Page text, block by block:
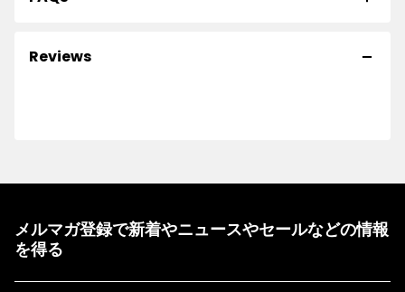
Reviews
メルマガ登録で新着やニュースやセールなどの情報
を得る